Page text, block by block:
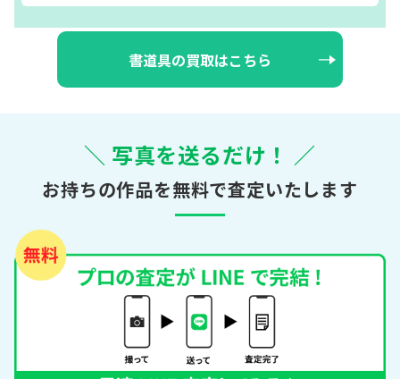
書道具の買取はこちら
＼ 写真を送るだけ！ ／
お持ちの作品を無料で査定いたします